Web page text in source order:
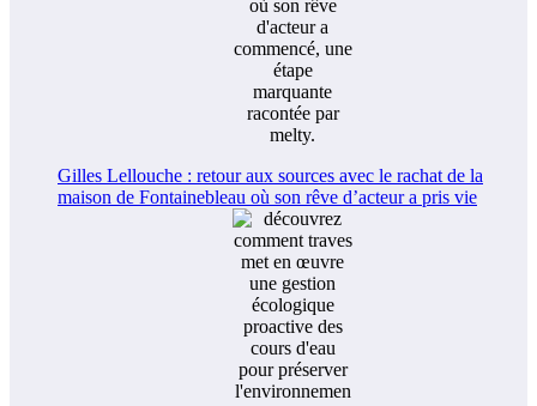
Gilles Lellouche : retour aux sources avec le rachat de la
maison de Fontainebleau où son rêve d’acteur a pris vie